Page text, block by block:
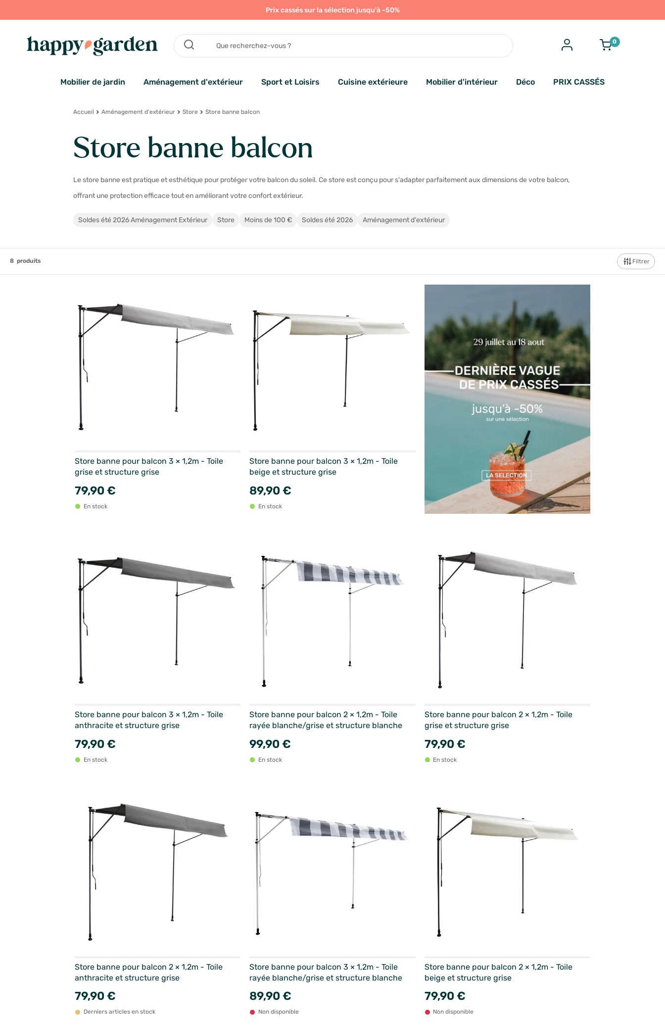
Prix cassés sur la sélection jusqu'à -50%
0
Mobilier de jardin Aménagement d'extérieur Sport et Loisirs Cuisine extérieure Mobilier d'intérieur Déco PRIX CASSÉS
Accueil Aménagement d'extérieur Store Store banne balcon
Store banne balcon
Le store banne est pratique et esthétique pour protéger votre balcon du soleil. Ce store est conçu pour s'adapter parfaitement aux dimensions de votre balcon,
offrant une protection efficace tout en améliorant votre confort extérieur.
Soldes été 2026 Aménagement Extérieur Store Moins de 100 € Soldes été 2026 Aménagement d'extérieur
8 produits Filtrer
Store banne pour balcon 3 × 1,2m - Toile
grise et structure grise
79,90 €
En stock
Store banne pour balcon 3 × 1,2m - Toile
beige et structure grise
89,90 €
En stock
Store banne pour balcon 3 × 1,2m - Toile
anthracite et structure grise
79,90 €
En stock
Store banne pour balcon 2 × 1,2m - Toile
rayée blanche/grise et structure blanche
99,90 €
En stock
Store banne pour balcon 2 × 1,2m - Toile
grise et structure grise
79,90 €
En stock
Store banne pour balcon 2 × 1,2m - Toile
anthracite et structure grise
79,90 €
Derniers articles en stock
Store banne pour balcon 3 × 1,2m - Toile
rayée blanche/grise et structure blanche
89,90 €
Non disponible
Store banne pour balcon 2 × 1,2m - Toile
beige et structure grise
79,90 €
Non disponible